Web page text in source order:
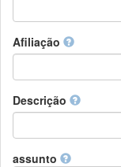
Afiliação
Descrição
assunto